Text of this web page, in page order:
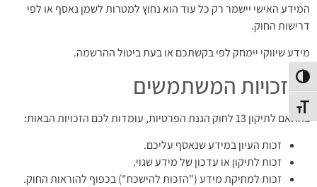
הפעל/כבה ניגודיות גבוהה
מתג גודל גופן
המידע האישי יישמר רק כל עוד הוא נחוץ למטרות לשמן נאסף או לפי
דרישות החוק.
מידע שיווקי יימחק לפי בקשתכם או בעת ביטול ההרשמה.
6. זכויות המשתמשים
בהתאם לתיקון 13 לחוק הגנת הפרטיות, עומדות לכם הזכויות הבאות:
זכות העיון במידע שנאסף עליכם.
זכות לתיקון או עדכון של מידע שגוי.
זכות למחיקת מידע ("הזכות להישכח") בכפוף להוראות החוק.